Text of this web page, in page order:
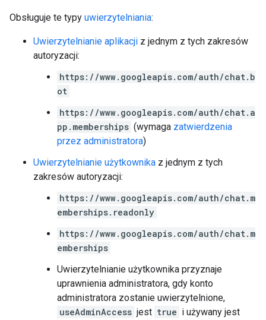
Obsługuje te typy uwierzytelniania:
Uwierzytelnianie aplikacji z jednym z tych zakresów
autoryzacji:
https://www.googleapis.com/auth/chat.b
ot
https://www.googleapis.com/auth/chat.a
pp.memberships (wymaga zatwierdzenia
przez administratora)
Uwierzytelnianie użytkownika z jednym z tych
zakresów autoryzacji:
https://www.googleapis.com/auth/chat.m
emberships.readonly
https://www.googleapis.com/auth/chat.m
emberships
Uwierzytelnianie użytkownika przyznaje
uprawnienia administratora, gdy konto
administratora zostanie uwierzytelnione,
useAdminAccess jest true i używany jest